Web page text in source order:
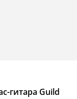
гитара Guild